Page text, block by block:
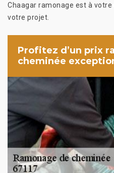
Chaagar ramonage est à
votre projet.
Profitez d’un prix
cheminée